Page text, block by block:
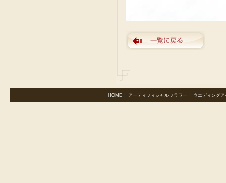
HOME｜ アーティフィシャルフラワー｜ ウエディングア